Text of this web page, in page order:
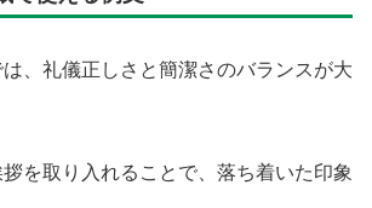
、礼儀正しさと簡潔さのバランスが大
を取り入れることで、落ち着いた印象